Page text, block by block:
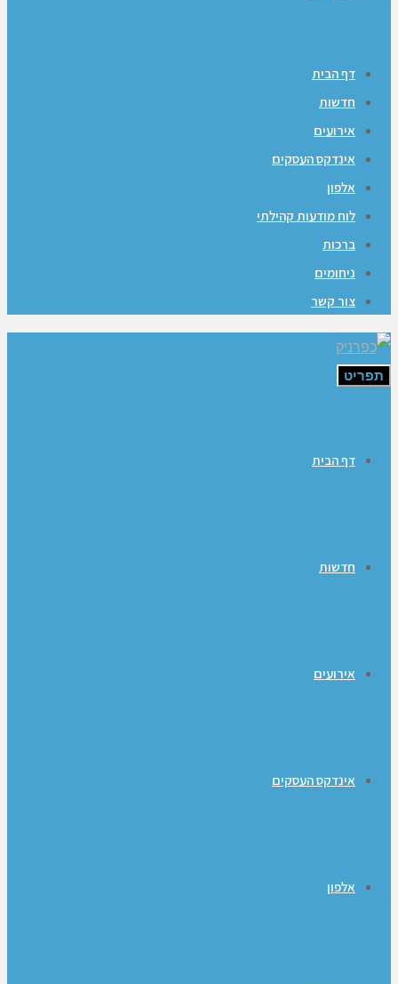
דף הבית
חדשות
אירועים
אינדקס העסקים
אלפון
לוח מודעות קהילתי
ברכות
ניחומים
צור קשר
תפריט
דף הבית
חדשות
אירועים
אינדקס העסקים
אלפון